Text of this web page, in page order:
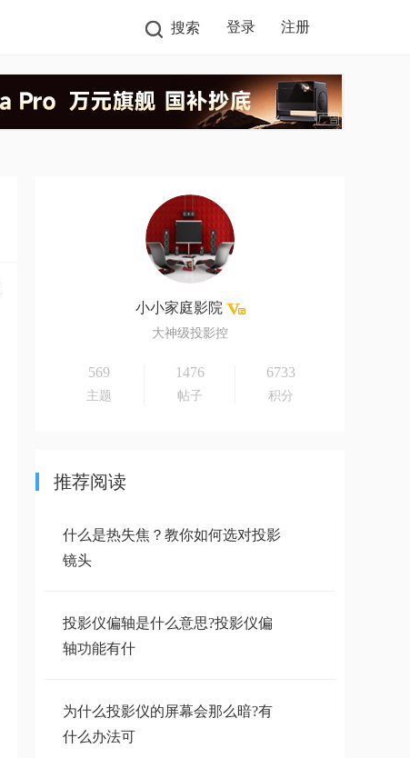
搜索 登录 注册
小小家庭影院
大神级投影控
569
主题
1476
帖子
6733
积分
推荐阅读
什么是热失焦？教你如何选对投影
镜头
投影仪偏轴是什么意思?投影仪偏
轴功能有什
为什么投影仪的屏幕会那么暗?有
什么办法可